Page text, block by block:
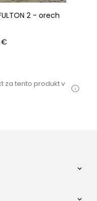
2 - orech
€
za tento produkt v

